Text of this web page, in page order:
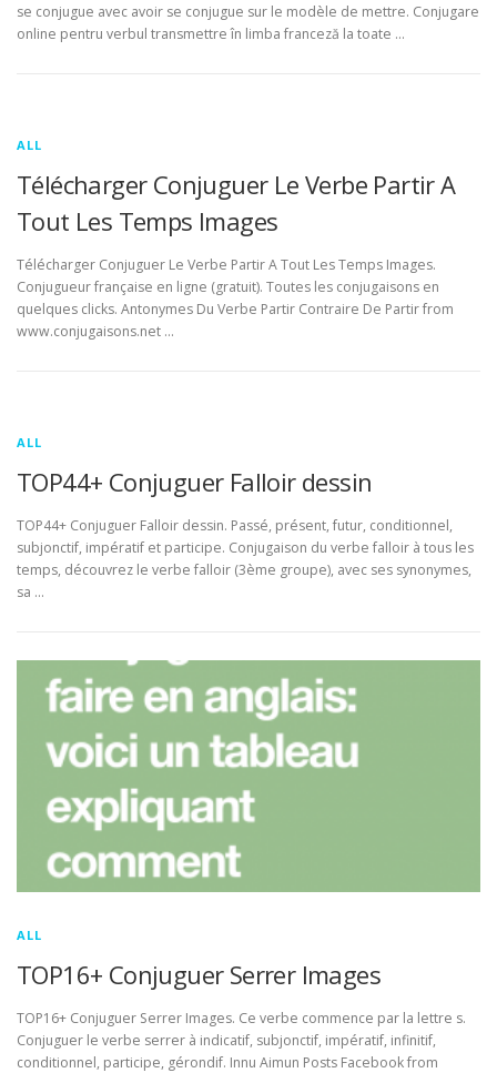
se conjugue avec avoir se conjugue sur le modèle de mettre. Conjugare
online pentru verbul transmettre în limba franceză la toate …
ALL
Télécharger Conjuguer Le Verbe Partir A
Tout Les Temps Images
Télécharger Conjuguer Le Verbe Partir A Tout Les Temps Images.
Conjugueur française en ligne (gratuit). Toutes les conjugaisons en
quelques clicks. Antonymes Du Verbe Partir Contraire De Partir from
www.conjugaisons.net …
ALL
TOP44+ Conjuguer Falloir dessin
TOP44+ Conjuguer Falloir dessin. Passé, présent, futur, conditionnel,
subjonctif, impératif et participe. Conjugaison du verbe falloir à tous les
temps, découvrez le verbe falloir (3ème groupe), avec ses synonymes,
sa …
ALL
TOP16+ Conjuguer Serrer Images
TOP16+ Conjuguer Serrer Images. Ce verbe commence par la lettre s.
Conjuguer le verbe serrer à indicatif, subjonctif, impératif, infinitif,
conditionnel, participe, gérondif. Innu Aimun Posts Facebook from